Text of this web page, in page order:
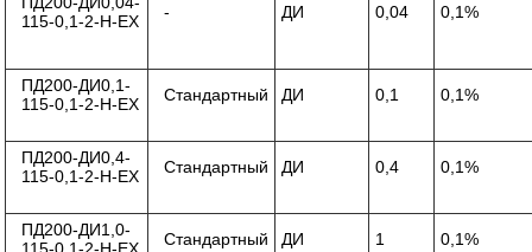
115-0,1-2-Н-ЕХ
- ДИ 0,04 0,1%
ПД200-ДИ0,1-
115-0,1-2-Н-ЕХ
Стандартный ДИ 0,1 0,1%
ПД200-ДИ0,4-
115-0,1-2-Н-ЕХ
Стандартный ДИ 0,4 0,1%
ПД200-ДИ1,0-
Стандартный ДИ 1 0,1%